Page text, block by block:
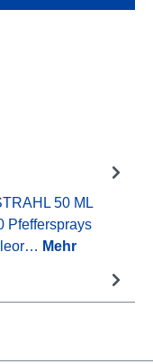
50 ML
Pfeffersprays
Mehr